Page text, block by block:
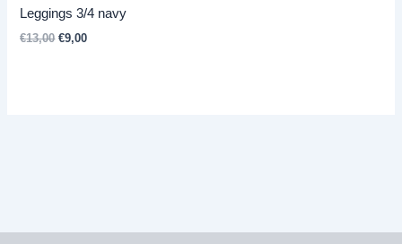
Leggings 3/4 navy
€13,00 Ursprünglicher
€9,00Aktueller